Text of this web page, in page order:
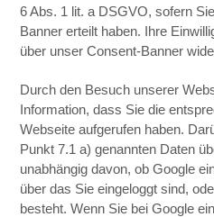
6 Abs. 1 lit. a DSGVO, sofern
Banner erteilt haben. Ihre
über unser Consent-Banner
Durch den Besuch unserer
Information, dass Sie die
Webseite aufgerufen haben.
Punkt 7.1 a) genannten Daten
unabhängig davon, ob Google
über das Sie eingeloggt sind,
besteht. Wenn Sie bei Google